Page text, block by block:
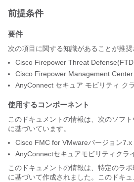
前提条件
要件
次の項目に関する知識があることが推奨
Cisco Firepower Threat
Cisco Firepower Management Center
AnyConnect セキュア モビリティ ク
使用するコンポーネント
このドキュメントの情報は、次のソフ
に基づいています。
Cisco FMC for VMwareバージョン7.x
AnyConnectセキュアモビリティクラ
このドキュメントの情報は、特定のラ
に基づいて作成されました。このドキ